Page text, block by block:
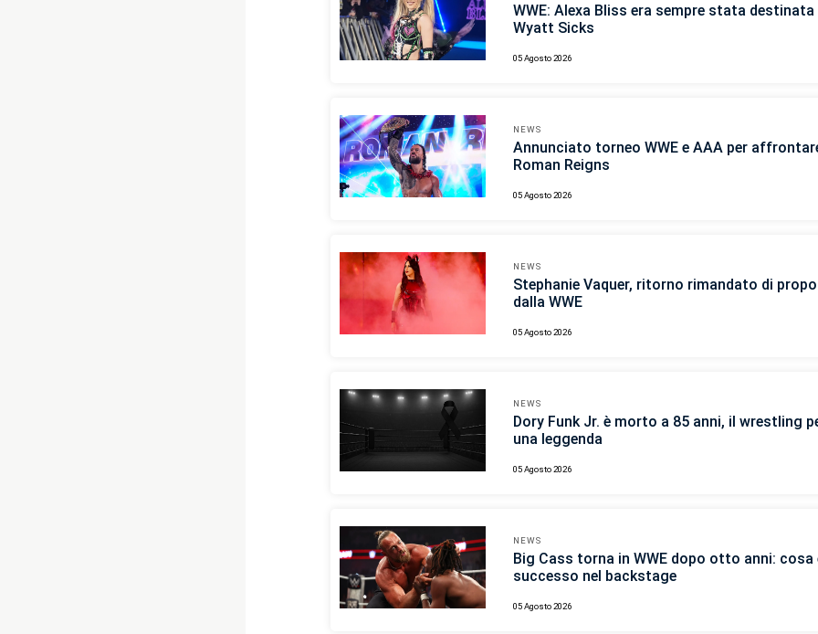
WWE: Alexa Bliss era sempre stata destinata
Wyatt Sicks
05 Agosto 2026
NEWS
Annunciato torneo WWE e AAA per
Roman Reigns
05 Agosto 2026
NEWS
Stephanie Vaquer, ritorno rimandato di
dalla WWE
05 Agosto 2026
NEWS
Dory Funk Jr. è morto a 85 anni, il wrestling
una leggenda
05 Agosto 2026
NEWS
Big Cass torna in WWE dopo otto anni: cosa
successo nel backstage
05 Agosto 2026